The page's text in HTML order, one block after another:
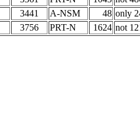
3441 A-NSM 48 only
3756 PRT-N 1624 not